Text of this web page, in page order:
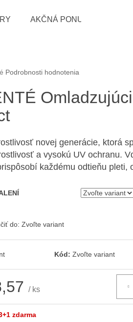
AKČNÁ PONUKA
produktu je 0,0 z 5 hviezdičiek.
Podrobnosti hodnotenia
novej generácie, ktorá
a vysokú UV ochranu.
každému odtieňu pleti,
do: Zvoľte variant
Kód: Zvoľte variant
/ ks
zdarma
ESSENTÉ VYROVNÁVACÍ